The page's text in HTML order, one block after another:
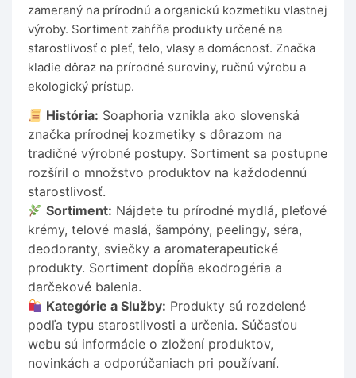
zameraný na prírodnú a organickú kozmetiku vlastnej
výroby. Sortiment zahŕňa produkty určené na
starostlivosť o pleť, telo, vlasy a domácnosť. Značka
kladie dôraz na prírodné suroviny, ručnú výrobu a
ekologický prístup.
História: Soaphoria vznikla ako slovenská
značka prírodnej kozmetiky s dôrazom na
tradičné výrobné postupy. Sortiment sa postupne
rozšíril o množstvo produktov na každodennú
starostlivosť.
Sortiment: Nájdete tu prírodné mydlá, pleťové
krémy, telové maslá, šampóny, peelingy, séra,
deodoranty, sviečky a aromaterapeutické
produkty. Sortiment dopĺňa ekodrogéria a
darčekové balenia.
Kategórie a Služby: Produkty sú rozdelené
podľa typu starostlivosti a určenia. Súčasťou
webu sú informácie o zložení produktov,
novinkách a odporúčaniach pri používaní.